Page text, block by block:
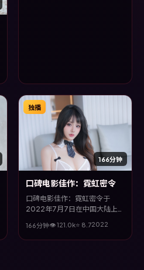
166分钟
独播
口碑电影佳作：霓虹密令
口碑电影佳作：霓虹密令于
2022年7月7日在中国大陆上
泽、桂纶镁、河正宇等主演。全
片以战争类型为主线，视听语言
166分钟👁121.0k⭐ 8.72022